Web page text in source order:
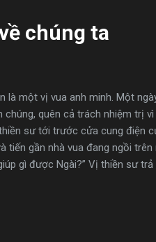
chúng ta
là một vị vua anh minh. Một
chúng, quên cả trách nhiệm trị
sư tới trước cửa cung điện
tiến gần nhà vua đang ngồi
gì được Ngài?” Vị thiền sư
cha ta. Ông ấy mất nhiều